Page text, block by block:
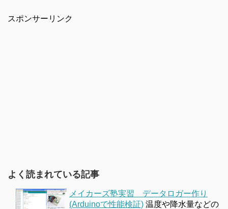
スポンサーリンク
よく読まれている記事
メイカーズ塾実習 データロガー作り
(Arduinoで性能検証) 温度や降水量などの